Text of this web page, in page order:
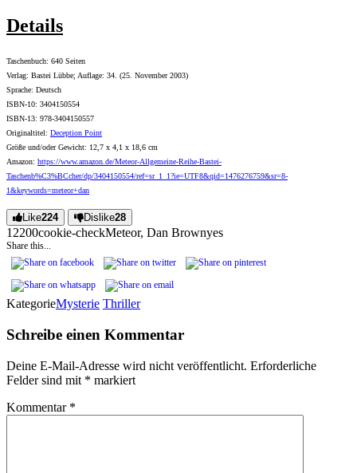
Details
Taschenbuch: 640 Seiten
Verlag: Bastei Lübbe; Auflage: 34. (25. November 2003)
Sprache: Deutsch
ISBN-10: 3404150554
ISBN-13: 978-3404150557
Originaltitel: Deception Point
Größe und/oder Gewicht: 12,7 x 4,1 x 18,6 cm
Amazon: https://www.amazon.de/Meteor-Allgemeine-Reihe-Bastei-
Taschenb%C3%BCcher/dp/3404150554/ref=sr_1_1?ie=UTF8&qid=1476276759&sr=8-
1&keywords=meteor+dan
Like224 Dislike28
12200cookie-checkMeteor, Dan Brownyes
Share this...
KategorieMysterie Thriller
Schreibe einen Kommentar
Deine E-Mail-Adresse wird nicht veröffentlicht. Erforderliche
Felder sind mit * markiert
Kommentar *